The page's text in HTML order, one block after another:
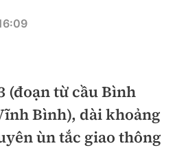
(đoạn từ cầu Bình
Bình), dài khoảng
ùn tắc giao thông